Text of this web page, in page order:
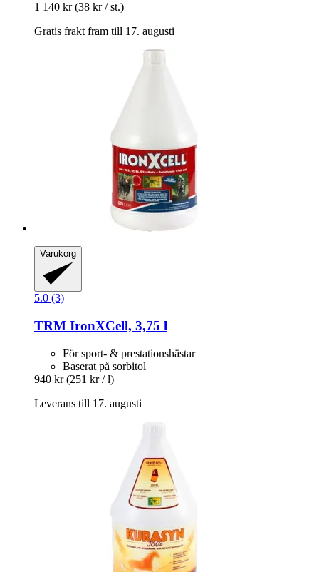
1 140 kr (38 kr / st.)
Gratis frakt fram till 17. augusti
Varukorg
5.0 (3)
TRM IronXCell, 3,75 l
För sport- & prestationshästar
Baserat på sorbitol
940 kr (251 kr / l)
Leverans till 17. augusti